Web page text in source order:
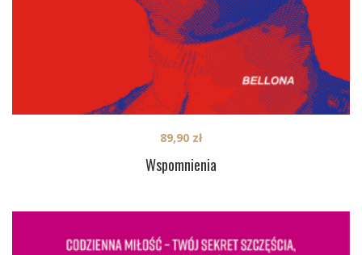
Wspomnienia
89,90 zł